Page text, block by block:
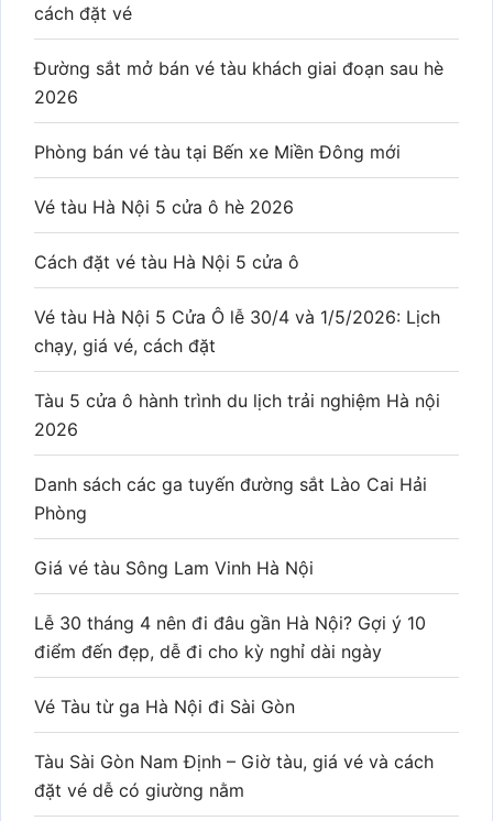
cách đặt vé
Đường sắt mở bán vé tàu khách giai đoạn sau hè
2026
Phòng bán vé tàu tại Bến xe Miền Đông mới
Vé tàu Hà Nội 5 cửa ô hè 2026
Cách đặt vé tàu Hà Nội 5 cửa ô
Vé tàu Hà Nội 5 Cửa Ô lễ 30/4 và 1/5/2026: Lịch
chạy, giá vé, cách đặt
Tàu 5 cửa ô hành trình du lịch trải nghiệm Hà nội
2026
Danh sách các ga tuyến đường sắt Lào Cai Hải
Phòng
Giá vé tàu Sông Lam Vinh Hà Nội
Lễ 30 tháng 4 nên đi đâu gần Hà Nội? Gợi ý 10
điểm đến đẹp, dễ đi cho kỳ nghỉ dài ngày
Vé Tàu từ ga Hà Nội đi Sài Gòn
Tàu Sài Gòn Nam Định – Giờ tàu, giá vé và cách
đặt vé dễ có giường nằm